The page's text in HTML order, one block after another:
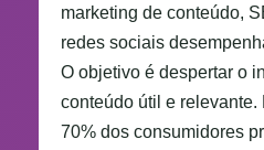
marketing de conteúdo,
redes sociais
O objetivo é despertar o
conteúdo útil e relevante.
70% dos consumidores